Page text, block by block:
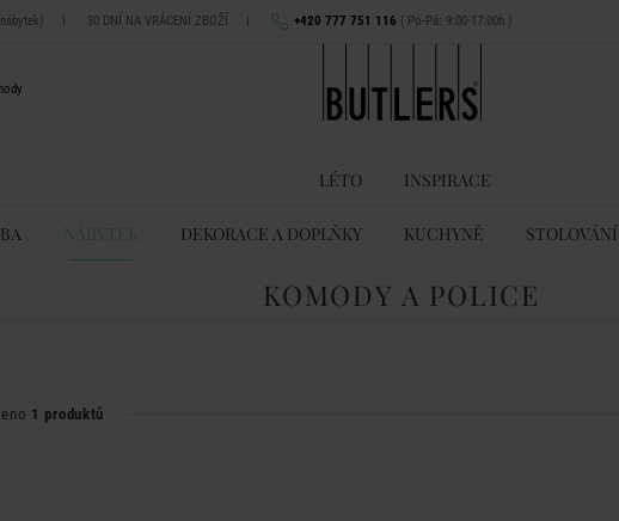
| 30 DNÍ NA VRÁCENÍ ZBOŽÍ | +420 777 751 116 ( Po-Pá: 9:00-17:00h )
LÉTO INSPIRACE
NÁBYTEK DEKORACE A DOPLŇKY KUCHYNĚ STOLOVÁNÍ
KOMODY A POLICE
1 produktů